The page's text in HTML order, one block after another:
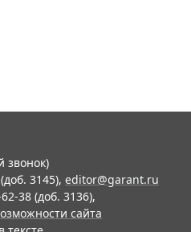
звонок)
3145), editor@garant.ru
38 (доб. 3136),
сайта